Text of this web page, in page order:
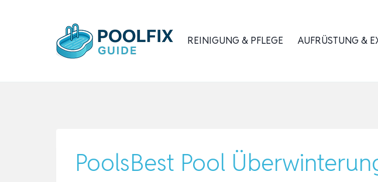
REINIGUNG & PFLEGE AUFRÜSTUNG &
PoolsBest Pool